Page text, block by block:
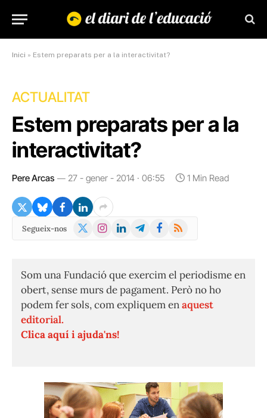
Inici » Estem preparats per a la interactivitat?
ACTUALITAT
Estem preparats per a la
interactivitat?
Pere Arcas 27 - gener - 2014 · 06:55 1 Min Read
Segueix-nos
X
Instagram
LinkedInTelegramFacebook
RSS
Som una Fundació que exercim el periodisme en
obert, sense murs de pagament. Però no ho
podem fer sols, com expliquem enaquest
editorial.
Clica aquí i ajuda'ns!